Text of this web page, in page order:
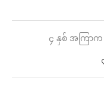
၄ နှစ် အကြာက